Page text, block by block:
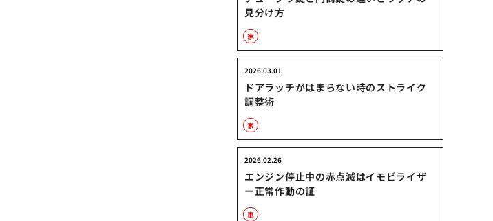
見分け方
家
ドアラッチがはまらない時のストライク
調整術
2026.03.01
家
エンジン停止中の赤点滅はイモビライザ
ー正常作動の証
2026.02.26
車